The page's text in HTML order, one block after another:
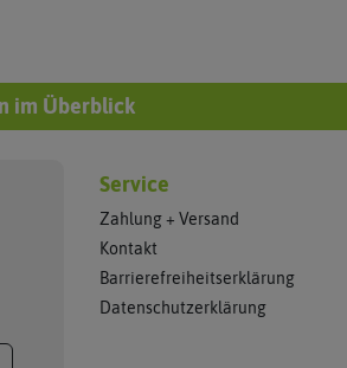
im Überblick
Service
Zahlung + Versand
Kontakt
Barrierefreiheitserklärung
Datenschutzerklärung